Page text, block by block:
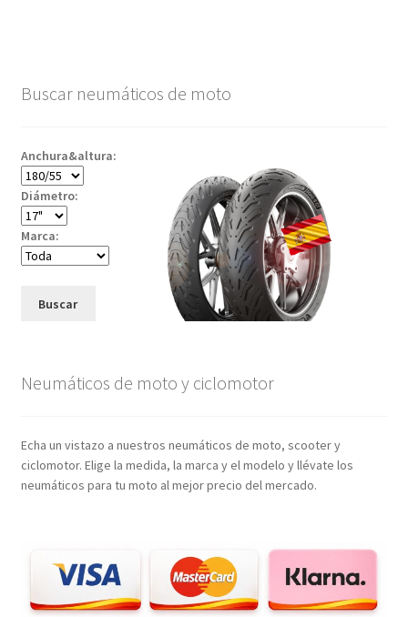
Buscar neumáticos de moto
Anchura&altura:
Diámetro:
Marca:
Buscar
Neumáticos de moto y ciclomotor
Echa un vistazo a nuestros neumáticos de moto, scooter y
ciclomotor. Elige la medida, la marca y el modelo y llévate los
neumáticos para tu moto al mejor precio del mercado.